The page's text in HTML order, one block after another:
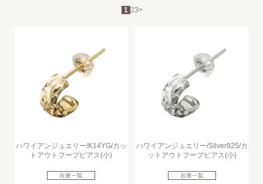
1 23>
ハワイアンジュエリー/K14YG/カッ
トアウトフープピアス(小)
在庫一覧
ハワイアンジュエリー/Silver925/カ
ットアウトフープピアス(小)
在庫一覧